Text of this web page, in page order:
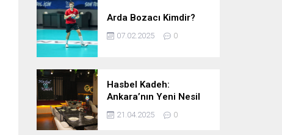
Arda Bozacı Kimdir?
07.02.2025 0
Hasbel Kadeh:
Ankara’nın Yeni Nesil
Mekanı – Meyhane &
Pub Keyfi
21.04.2025 0